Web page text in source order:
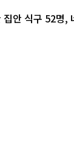
안 식구 52명,